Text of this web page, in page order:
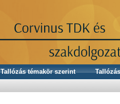
Tallózás témakör szerint